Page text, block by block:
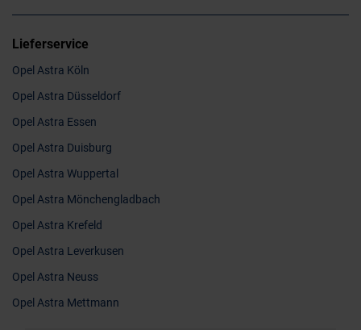
Lieferservice
Opel Astra Köln
Opel Astra Düsseldorf
Opel Astra Essen
Opel Astra Duisburg
Opel Astra Wuppertal
Opel Astra Mönchengladbach
Opel Astra Krefeld
Opel Astra Leverkusen
Opel Astra Neuss
Opel Astra Mettmann